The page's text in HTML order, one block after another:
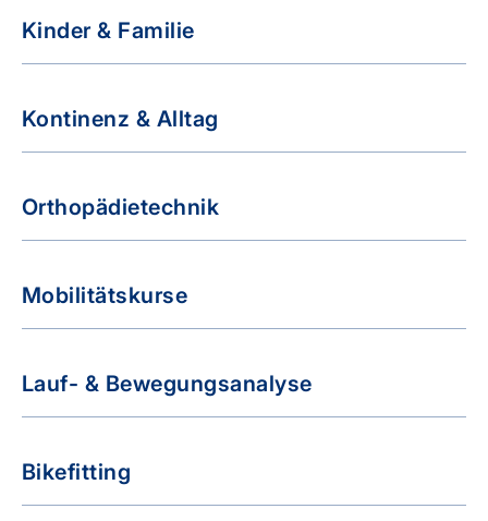
Kinder & Familie
Kontinenz & Alltag
Orthopädietechnik
Mobilitätskurse
Lauf- & Bewegungsanalyse
Bikefitting